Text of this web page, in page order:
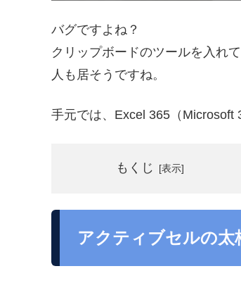
バグですよね？
クリップボードのツールを入れ
人も居そうですね。
手元では、Excel 365（Microsoft
もくじ
アクティブセルの太